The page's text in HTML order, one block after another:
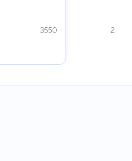
3550 2